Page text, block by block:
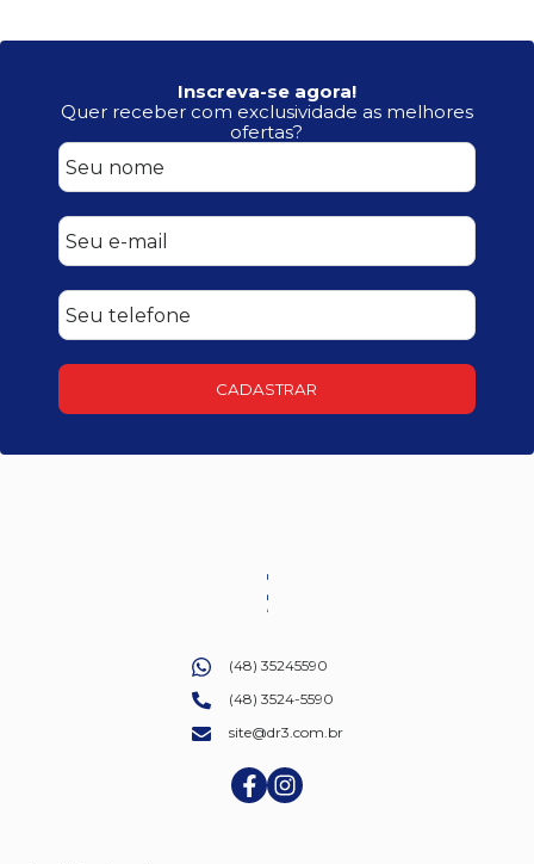
Inscreva-se agora!
Quer receber com exclusividade as melhores
ofertas?
CADASTRAR
(48) 35245590
(48) 3524-5590
site@dr3.com.br